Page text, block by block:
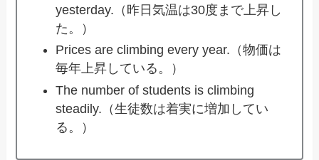
yesterday.（昨日気温は30度まで上昇し
た。）
Prices are climbing every year.（物価は
毎年上昇している。）
The number of students is climbing
steadily.（生徒数は着実に増加してい
る。）